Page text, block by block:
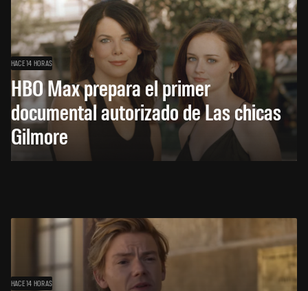
HACE 14 HORAS
HBO Max prepara el primer
documental autorizado de Las chicas
Gilmore
HACE 14 HORAS